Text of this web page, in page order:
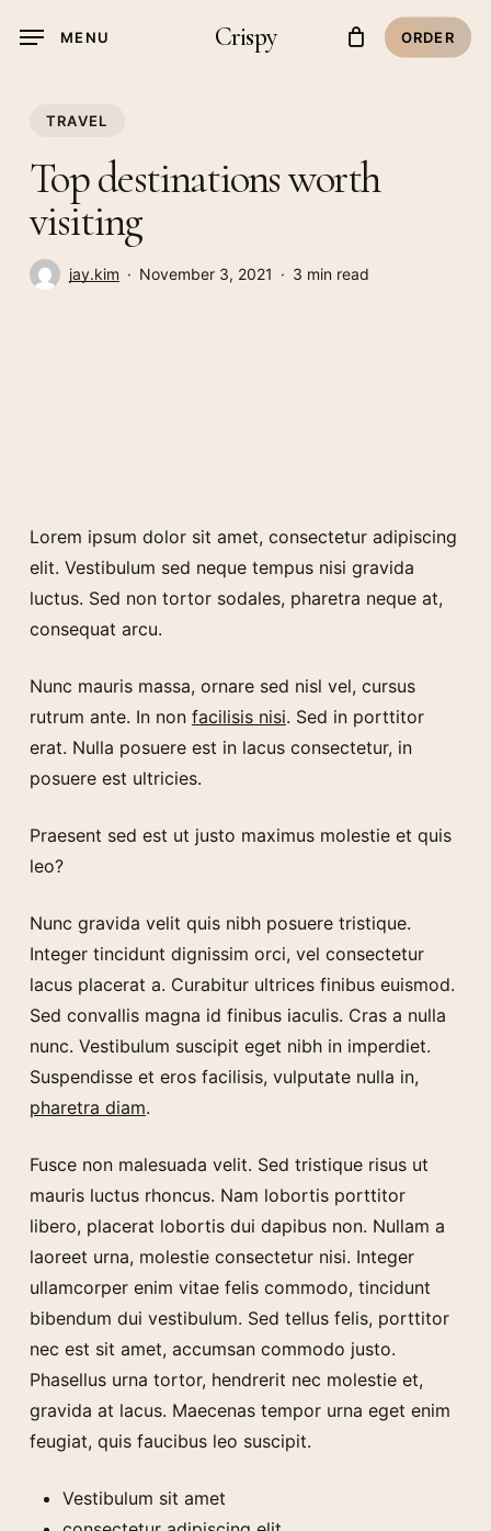
Crispy ORDER
MENU
TRAVEL
Top destinations worth
visiting
jay.kim November 3, 2021 3 min read
Lorem ipsum dolor sit amet, consectetur adipiscing
elit. Vestibulum sed neque tempus nisi gravida
luctus. Sed non tortor sodales, pharetra neque at,
consequat arcu.
Nunc mauris massa, ornare sed nisl vel, cursus
rutrum ante. In non facilisis nisi. Sed in porttitor
erat. Nulla posuere est in lacus consectetur, in
posuere est ultricies.
Praesent sed est ut justo maximus molestie et quis
leo?
Nunc gravida velit quis nibh posuere tristique.
Integer tincidunt dignissim orci, vel consectetur
lacus placerat a. Curabitur ultrices finibus euismod.
Sed convallis magna id finibus iaculis. Cras a nulla
nunc. Vestibulum suscipit eget nibh in imperdiet.
Suspendisse et eros facilisis, vulputate nulla in,
pharetra diam.
Fusce non malesuada velit. Sed tristique risus ut
mauris luctus rhoncus. Nam lobortis porttitor
libero, placerat lobortis dui dapibus non. Nullam a
laoreet urna, molestie consectetur nisi. Integer
ullamcorper enim vitae felis commodo, tincidunt
bibendum dui vestibulum. Sed tellus felis, porttitor
nec est sit amet, accumsan commodo justo.
Phasellus urna tortor, hendrerit nec molestie et,
gravida at lacus. Maecenas tempor urna eget enim
feugiat, quis faucibus leo suscipit.
Vestibulum sit amet